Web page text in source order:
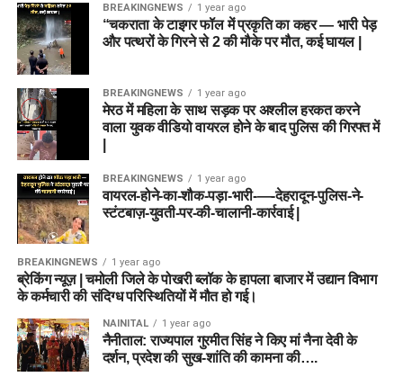
BREAKINGNEWS 1 year ago
“चकराता के टाइगर फॉल में प्रकृति का कहर — भारी पेड़
और पत्थरों के गिरने से 2 की मौके पर मौत, कई घायल |
BREAKINGNEWS 1 year ago
मेरठ में महिला के साथ सड़क पर अश्लील हरकत करने
वाला युवक वीडियो वायरल होने के बाद पुलिस की गिरफ्त में
BREAKINGNEWS 1 year ago
वायरल-होने-का-शौक-पड़ा-भारी-—-देहरादून-पुलिस-ने-
स्टंटबाज़-युवती-पर-की-चालानी-कार्रवाई |
BREAKINGNEWS 1 year ago
ब्रेकिंग न्यूज़ | चमोली जिले के पोखरी ब्लॉक के हापला बाजार में उद्यान विभाग
के कर्मचारी की संदिग्ध परिस्थितियों में मौत हो गई।
NAINITAL 1 year ago
नैनीताल: राज्यपाल गुरमीत सिंह ने किए मां नैना देवी के
दर्शन, प्रदेश की सुख-शांति की कामना की….